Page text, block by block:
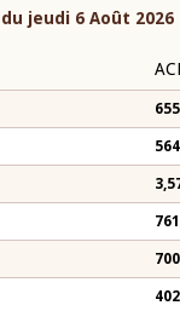
jeudi 6 Août 2026